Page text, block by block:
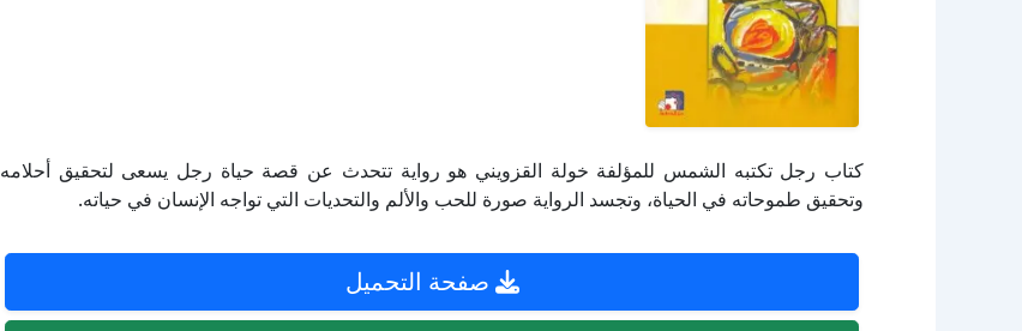
كتاب رجل تكتبه الشمس للمؤلفة خولة القزويني هو رواية تتحدث عن قصة حياة رجل يسعى لتحقيق أحلامه
وتحقيق طموحاته في الحياة، وتجسد الرواية صورة للحب والألم والتحديات التي تواجه الإنسان في حياته.
صفحة التحميل